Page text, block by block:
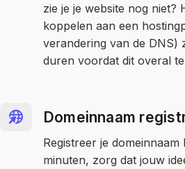
zie je je website nog niet?
koppelen aan een
verandering van de
duren voordat dit overal
Domeinnaam
Registreer je domeinnaam
minuten, zorg dat jouw